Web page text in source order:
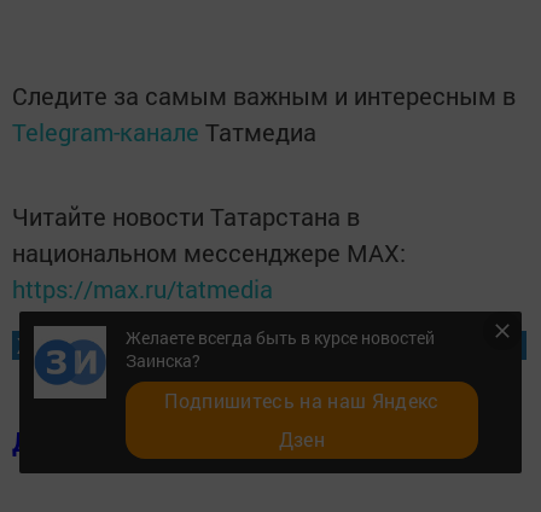
Следите за самым важным и интересным в
Telegram-канале Татмедиа
Читайте новости Татарстана в
национальном мессенджере MАХ:
https://max.ru/tatmedia
Желаете всегда быть в курсе новостей Заинска?
Добавить в избранное
Желаете всегда быть в курсе новостей
Заинска?
Подпишитесь на наш Яндекс
Дзен